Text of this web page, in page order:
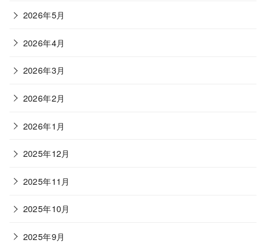
2026年5月
2026年4月
2026年3月
2026年2月
2026年1月
2025年12月
2025年11月
2025年10月
2025年9月